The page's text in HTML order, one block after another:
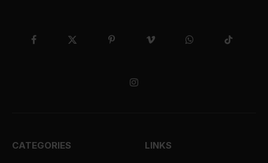
FacebookX
Pinterest Vimeo WhatsAppTikTok
Instagram
CATEGORIES LINKS